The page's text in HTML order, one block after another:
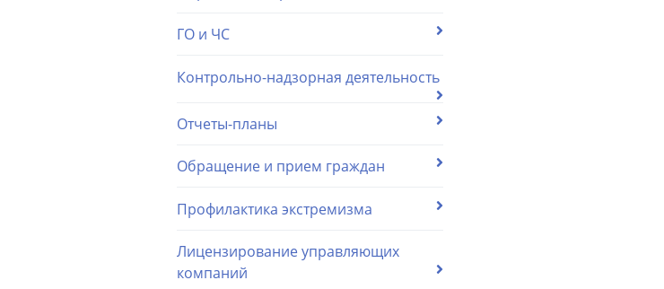
ГО и ЧС
Контрольно-надзорная деятельность
Отчеты-планы
Обращение и прием граждан
Профилактика экстремизма
Лицензирование управляющих
компаний